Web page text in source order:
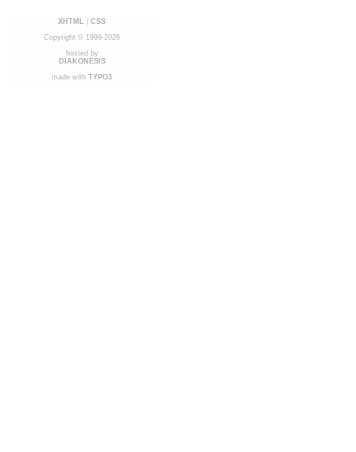
XHTML
CSS
Copyright © 1999-2026
hosted by
DIAKONESIS
made with TYPO3